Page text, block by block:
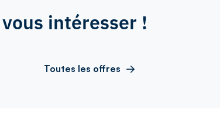
intéresser !
Toutes les offres